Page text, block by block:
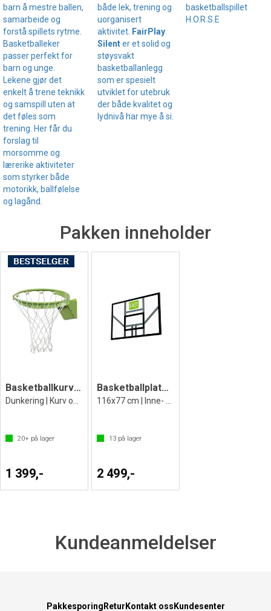
barn å mestre ballen,
samarbeide og
forstå spillets rytme.
Basketballeker
passer perfekt for
barn og unge.
Lekene gjør det
enkelt å trene teknikk
og samspill uten at
det føles som
trening. Her får du
forslag til
morsomme og
lærerike aktiviteter
som styrker både
motorikk, ballfølelse
og lagånd.
både lek, trening og
uorganisert
aktivitet. FairPlay
Silenter et solid og
støysvakt
basketballanlegg
som er spesielt
utviklet for utebruk
der både kvalitet og
lydnivå har mye å si.
basketballspillet
H.O.R.S.E
Pakken inneholder
Basketballkurv EXIT med nett
Dunkering | Kurv og nett
20+ på lager
1 399,-
Basketballplate EXIT Galaxy
116x77 cm | Inne- og utendørs
13 på lager
2 499,-
Kundeanmeldelser
Pakkesporing Retur Kontakt oss Kundesenter